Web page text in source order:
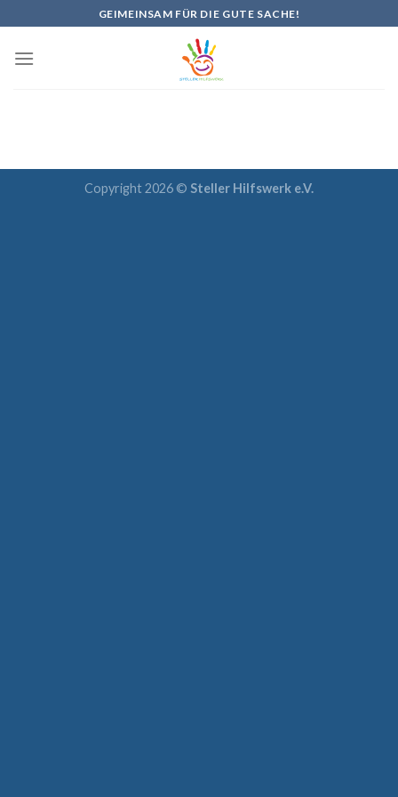
to
content
GEIMEINSAM FÜR DIE GUTE SACHE!
Copyright 2026 © Steller Hilfswerk e.V.